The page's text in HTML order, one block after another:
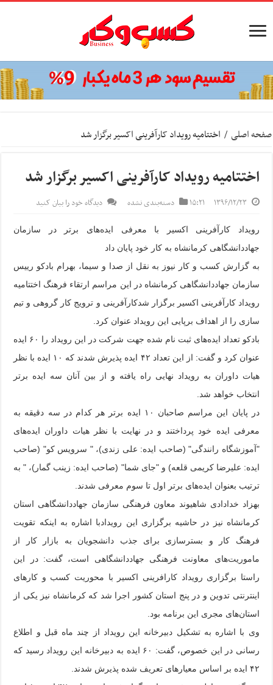
صفحه اصلی / اختتامیه رویداد کارآفرینی اکسیر برگزار شد
اختتامیه رویداد کارآفرینی اکسیر برگزار شد
۱۳۹۶/۱۲/۲۳ ۱۵:۲۱ دسته‌بندی نشده دیدگاه خود را بیان کنید
رویداد کارآفرینی اکسیر با معرفی ایده‌های برتر در سازمان
جهاددانشگاهی کرمانشاه به کار خود پایان داد
به گزارش کسب و کار نیوز به نقل از صدا و سیما، بهرام بادکو رییس
سازمان جهاددانشگاهی کرمانشاه در این مراسم ارتقاء فرهنگ اختتامیه
رویداد کارآفرینی اکسیر برگزار شدکارآفرینی و ترویج کار گروهی و تیم
سازی را از اهداف برپایی این رویداد عنوان کرد.
بادکو تعداد ایده‌های ثبت نام شده جهت شرکت در این رویداد را ۶۰ ایده
عنوان کرد و گفت: از این تعداد ۴۲ ایده پذیرش شدند که ۱۰ ایده با نظر
هیات داوران به رویداد نهایی راه یافته و از بین آنان سه ایده برتر
انتخاب خواهد شد.
در پایان این مراسم صاحبان ۱۰ ایده برتر هر کدام در سه دقیقه به
معرفی ایده خود پرداختند و در نهایت با نظر هیات داوران ایده‌های
"آموزشگاه رانندگی" (صاحب ایده: علی زندی)، " سرویس کو" (صاحب
ایده: علیرضا کریمی قلعه) و "جای شما" (صاحب ایده: زینب گمار)، " به
ترتیب بعنوان ایده‌های برتر اول تا سوم معرفی شدند.
بهزاد خدادادی شاهیوند معاون فرهنگی سازمان جهاددانشگاهی استان
کرمانشاه نیز در حاشیه برگزاری این رویدادبا اشاره به اینکه تقویت
فرهنگ کار و بسترسازی برای جذب دانشجویان به بازار کار از
ماموریت‌های معاونت فرهنگی جهاددانشگاهی است، گفت: در این
راستا برگزاری رویداد کارافرینی اکسیر با محوریت کسب و کار‌های
اینترنتی تدوین و در پنج استان کشور اجرا شد که کرمانشاه نیز یکی از
استان‌های مجری این برنامه بود.
وی با اشاره به تشکیل دبیرخانه این رویداد از چند ماه قبل و اطلاع
رسانی در این خصوص، گفت: ۶۰ ایده به دبیرخانه این رویداد رسید که
۴۲ ایده بر اساس معیار‌های تعریف شده پذیرش شدند.